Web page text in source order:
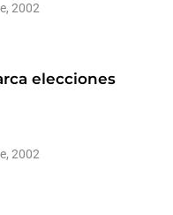
2002
elecciones
2002